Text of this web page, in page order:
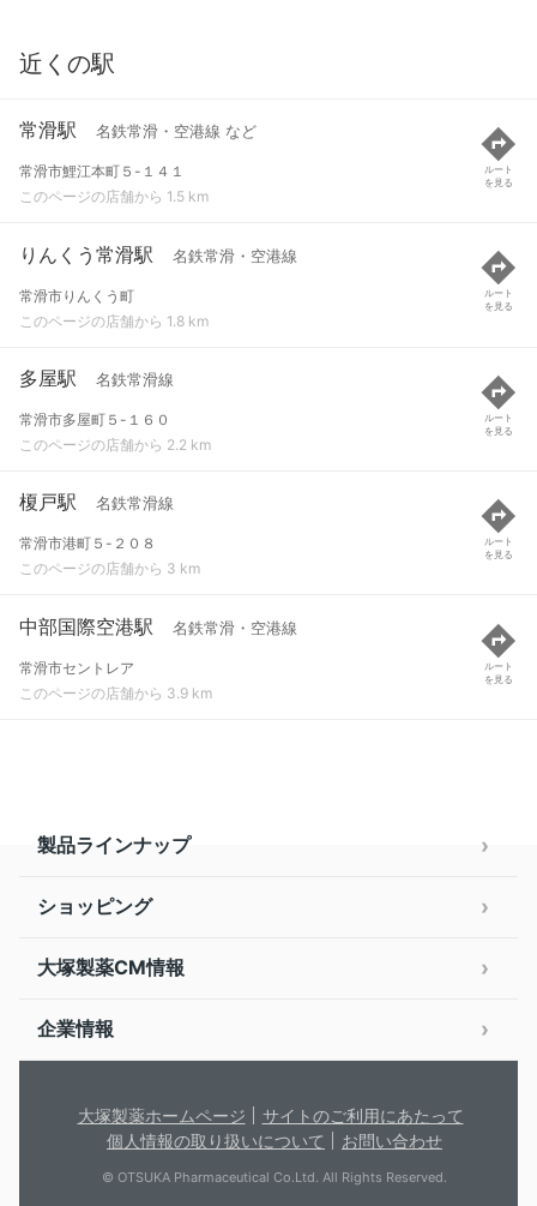
近くの駅
常滑駅 名鉄常滑・空港線 など
常滑市鯉江本町５-１４１
このページの店舗から 1.5 km
ルート
を見る
りんくう常滑駅 名鉄常滑・空港線
常滑市りんくう町
このページの店舗から 1.8 km
ルート
を見る
多屋駅 名鉄常滑線
常滑市多屋町５-１６０
このページの店舗から 2.2 km
ルート
を見る
榎戸駅 名鉄常滑線
常滑市港町５-２０８
このページの店舗から 3 km
ルート
を見る
中部国際空港駅 名鉄常滑・空港線
常滑市セントレア
このページの店舗から 3.9 km
ルート
を見る
製品ラインナップ
ショッピング
大塚製薬CM情報
企業情報
大塚製薬ホームページ
サイトのご利用にあたって
個人情報の取り扱いについて
お問い合わせ
© OTSUKA Pharmaceutical Co.Ltd. All Rights Reserved.